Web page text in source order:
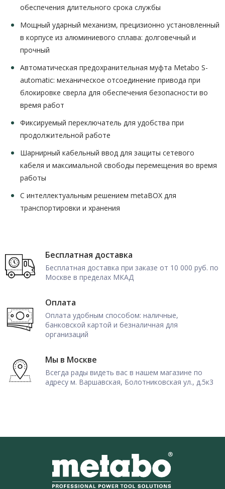
обеспечения длительного срока службы
Мощный ударный механизм, прецизионно установленный
в корпусе из алюминиевого сплава: долговечный и
прочный
Автоматическая предохранительная муфта Metabo S-
automatic: механическое отсоединение привода при
блокировке сверла для обеспечения безопасности во
время работ
Фиксируемый переключатель для удобства при
продолжительной работе
Шарнирный кабельный ввод для защиты сетевого
кабеля и максимальной свободы перемещения во время
работы
С интеллектуальным решением metaBOX для
транспортировки и хранения
Бесплатная доставка
Бесплатная доставка при заказе от 10 000 руб. по
Москве в пределах МКАД
Оплата
Оплата удобным способом: наличные,
банковской картой и безналичная для
организаций
Мы в Москве
Всегда рады видеть вас в нашем магазине по
адресу м. Варшавская, Болотниковская ул., д.5к3